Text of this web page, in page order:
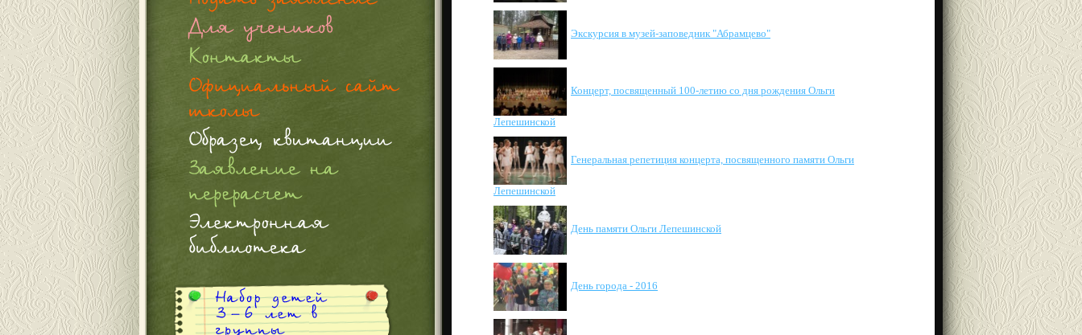
Экскурсия в музей-заповедник "Абрамцево"
Концерт, посвященный 100-летию со дня рождения Ольги
Лепешинской
Генеральная репетиция концерта, посвященного памяти Ольги
Лепешинской
День памяти Ольги Лепешинской
День города - 2016